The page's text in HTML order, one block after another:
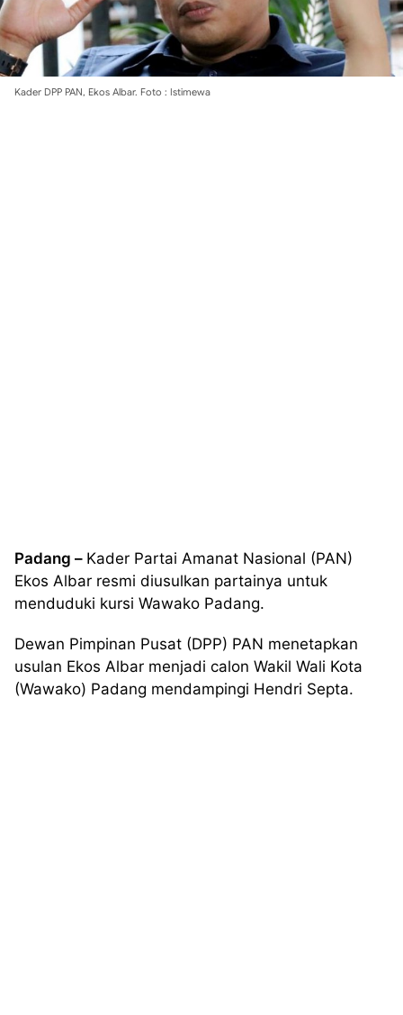
Kader DPP PAN, Ekos Albar. Foto : Istimewa
Padang – Kader Partai Amanat Nasional (PAN)
Ekos Albar resmi diusulkan partainya untuk
menduduki kursi Wawako Padang.
Dewan Pimpinan Pusat (DPP) PAN menetapkan
usulan Ekos Albar menjadi calon Wakil Wali Kota
(Wawako) Padang mendampingi Hendri Septa.